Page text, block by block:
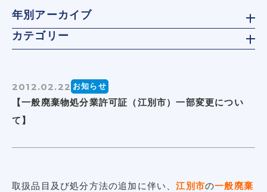
2012.02.22 お知らせ
【一般廃棄物処分業許可証（江別市）一部変更につい
て】
取扱品目及び処分方法の追加に伴い、江別市の一般廃棄
年別アーカイブ
カテゴリー